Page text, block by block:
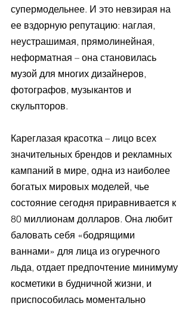
супермодельнее. И это невзирая на
ее вздорную репутацию: наглая,
неустрашимая, прямолинейная,
неформатная – она становилась
музой для многих дизайнеров,
фотографов, музыкантов и
скульпторов.
Кареглазая красотка – лицо всех
значительных брендов и рекламных
кампаний в мире, одна из наиболее
богатых мировых моделей, чье
состояние сегодня приравнивается к
80 миллионам долларов. Она любит
баловать себя «бодрящими
ваннами» для лица из огуречного
льда, отдает предпочтение минимуму
косметики в будничной жизни, и
приспособилась моментально